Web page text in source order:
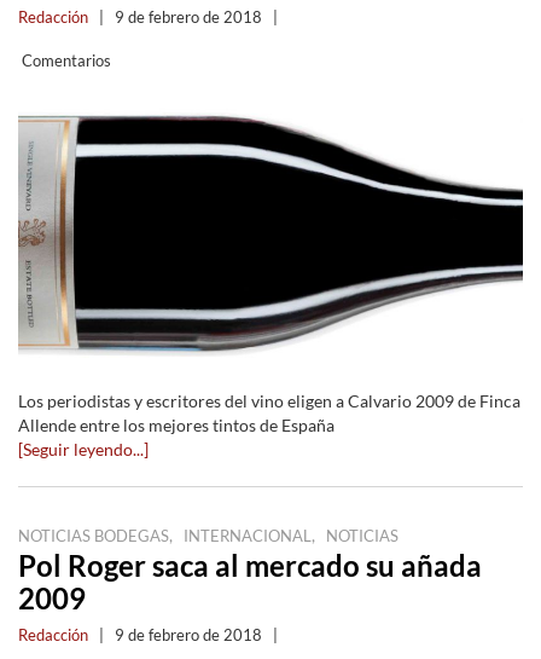
Redacción 9 de febrero de 2018
Comentarios
Los periodistas y escritores del vino eligen a Calvario 2009 de Finca
Allende entre los mejores tintos de España
[Seguir leyendo...]
NOTICIAS BODEGAS, INTERNACIONAL , NOTICIAS
Pol Roger saca al mercado su añada
2009
Redacción 9 de febrero de 2018